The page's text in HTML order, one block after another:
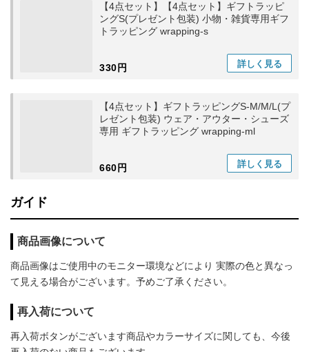
【4点セット】【4点セット】ギフトラッピ
ングS(プレゼント包装) 小物・雑貨専用ギフ
トラッピング wrapping-s
330円 詳しく 見る
【4点セット】ギフトラッピングS-M/M/L(プ
レゼント包装) ウェア・アウター・シューズ
専用 ギフトラッピング wrapping-ml
660円 詳しく 見る
ガイド
商品画像について
商品画像はご使用中のモニター環境などにより 実際の色と異なっ
て見える場合がございます。予めご了承ください。
再入荷について
再入荷ボタンがございます商品やカラーサイズに関しても、今後